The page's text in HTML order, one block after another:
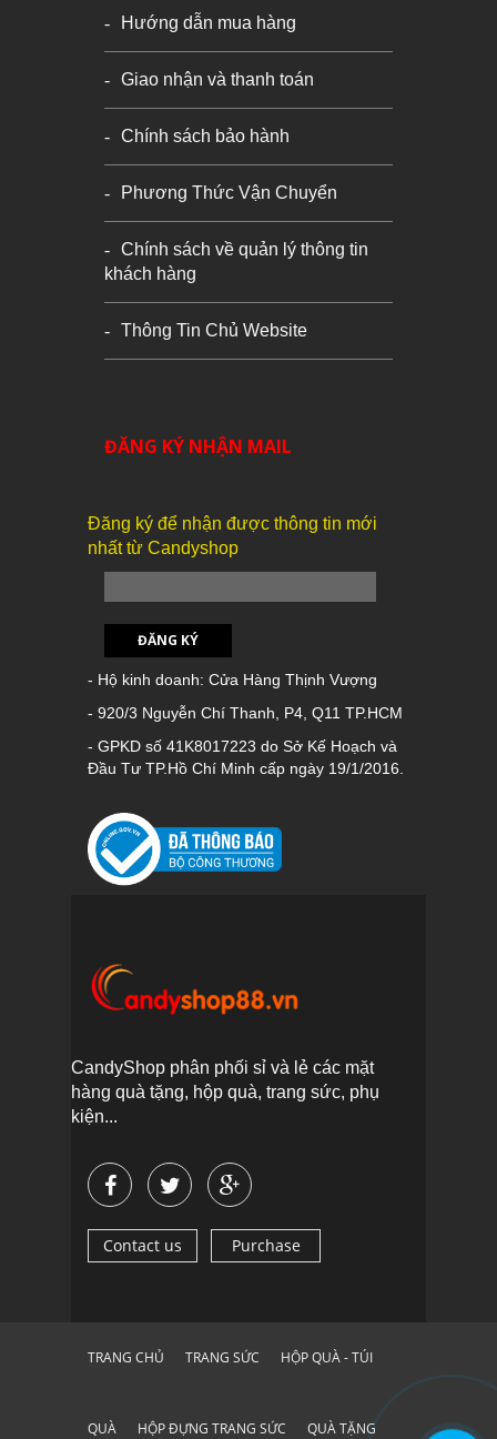
Hướng dẫn mua hàng
Giao nhận và thanh toán
Chính sách bảo hành
Phương Thức Vận Chuyển
Chính sách về quản lý thông tin
khách hàng
Thông Tin Chủ Website
ĐĂNG KÝ NHẬN MAIL
Đăng ký để nhận được thông tin mới
nhất từ Candyshop
ĐĂNG KÝ
- Hộ kinh doanh: Cửa Hàng Thịnh Vượng
- 920/3 Nguyễn Chí Thanh, P4, Q11 TP.HCM
- GPKD số 41K8017223 do Sở Kế Hoạch và
Đầu Tư TP.Hồ Chí Minh cấp ngày 19/1/2016.
CandyShop phân phối sỉ và lẻ các mặt
hàng quà tặng, hộp quà, trang sức, phụ
kiện...
Contact us Purchase
TRANG CHỦ TRANG SỨC HỘP QUÀ - TÚI
QUÀ HỘP ĐỰNG TRANG SỨC QUÀ TẶNG